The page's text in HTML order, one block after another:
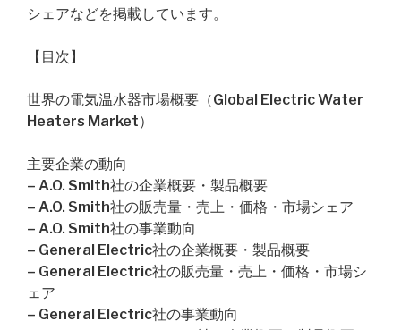
シェアなどを掲載しています。
【目次】
世界の電気温水器市場概要（Global Electric Water
Heaters Market）
主要企業の動向
– A.O. Smith社の企業概要・製品概要
– A.O. Smith社の販売量・売上・価格・市場シェア
– A.O. Smith社の事業動向
– General Electric社の企業概要・製品概要
– General Electric社の販売量・売上・価格・市場シ
ェア
– General Electric社の事業動向